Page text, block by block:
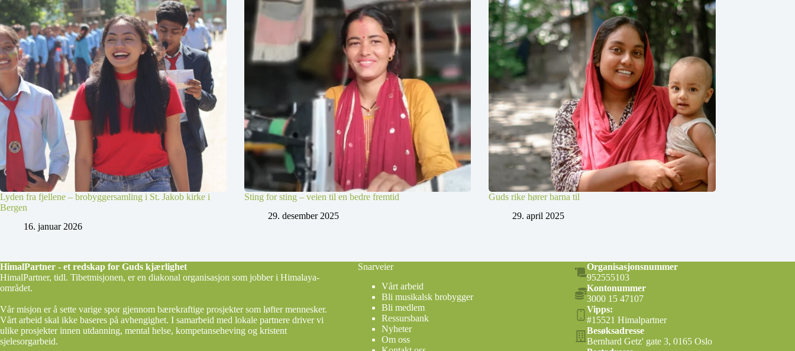
Lyden fra fjellene – brobyggersamling i St. Jakob kirke i
Bergen
16. januar 2026
Sting for sting – veien til en bedre fremtid
29. desember 2025
Guds rike hører barna til
29. april 2025
HimalPartner - et redskap for Guds kjærlighet
HimalPartner, tidl. Tibetmisjonen, er en diakonal organisasjon som jobber i Himalaya-
området.
Vår misjon er å sette varige spor gjennom bærekraftige prosjekter som løfter mennesker.
Vårt arbeid skal ikke baseres på avhengighet. I samarbeid med lokale partnere driver vi
ulike prosjekter innen utdanning, mental helse, kompetanseheving og kristent
sjelesorgarbeid.
Snarveier
Vårt arbeid
Bli musikalsk brobygger
Bli medlem
Ressursbank
Nyheter
Om oss
Organisasjonsnummer
952555103
Kontonummer
3000 15 47107
Vipps:
#15521 Himalpartner
Besøksadresse
Bernhard Getz' gate 3, 0165 Oslo